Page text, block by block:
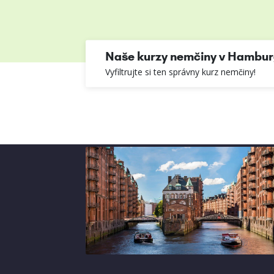
Naše kurzy nemčiny v
Vyfiltrujte si ten správny kurz nemčiny!